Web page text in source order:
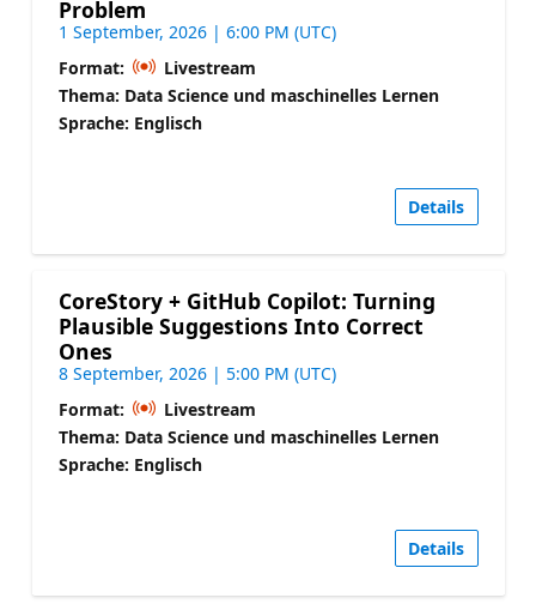
Problem
1 September, 2026 | 6:00 PM (UTC)
Format:
Livestream
Thema: Data Science und maschinelles Lernen
Sprache: Englisch
Details
CoreStory + GitHub Copilot: Turning
Plausible Suggestions Into Correct
Ones
8 September, 2026 | 5:00 PM (UTC)
Format:
Livestream
Thema: Data Science und maschinelles Lernen
Sprache: Englisch
Details